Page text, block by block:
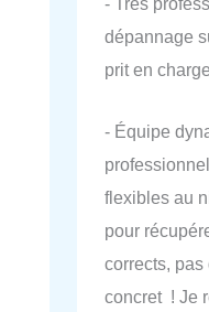
dépannage
prit en
- Équipe
flexibles au
pour
corrects,
concret ! Je